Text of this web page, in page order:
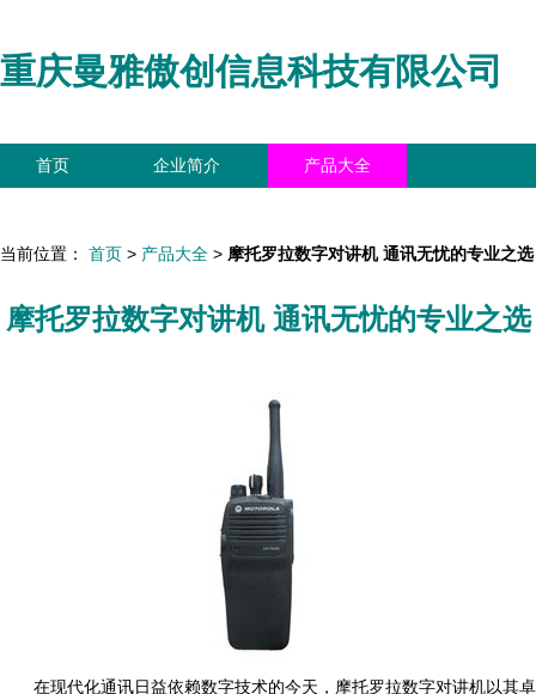
重庆曼雅傲创信息科技有限公司
首页 企业简介 产品大全
当前位置： 首页 > 产品大全 > 摩托罗拉数字对讲机 通讯无忧的专业之选
摩托罗拉数字对讲机 通讯无忧的专业之选
在现代化通讯日益依赖数字技术的今天，摩托罗拉数字对讲机以其卓